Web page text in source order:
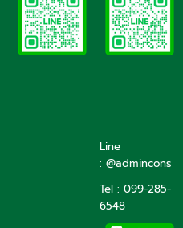
Line
: @admincons
Tel : 099-285-
6548